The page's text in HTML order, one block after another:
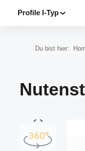
Profile I-Typ
Du bist hier: